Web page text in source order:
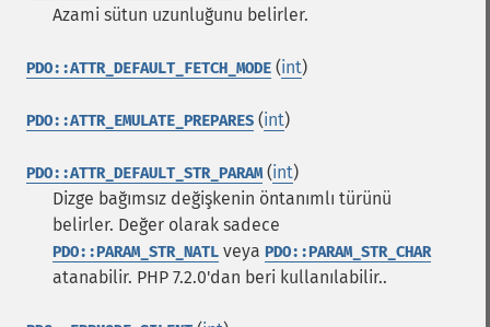
Azami sütun uzunluğunu belirler.
PDO::ATTR_DEFAULT_FETCH_MODE (int)
PDO::ATTR_EMULATE_PREPARES (int)
PDO::ATTR_DEFAULT_STR_PARAM(int)
Dizge bağımsız değişkenin öntanımlı türünü
belirler. Değer olarak sadece
PDO::PARAM_STR_NATL veya PDO::PARAM_STR_CHAR
atanabilir. PHP 7.2.0'dan beri kullanılabilir..